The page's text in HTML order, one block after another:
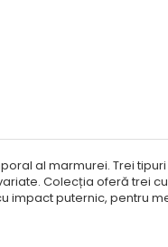
al marmurei. Trei
Colecția oferă trei
puternic, pentru